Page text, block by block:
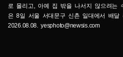
로 몰리고, 아예 집 밖을 나서지 않으려는
은 8일 서울 서대문구 신촌 일대에서 배달
2026.08.08. yesphoto@newsis.com